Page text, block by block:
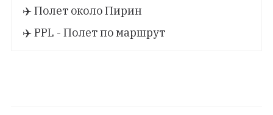
✈️ Полет около Пирин
✈️ PPL - Полет по маршрут